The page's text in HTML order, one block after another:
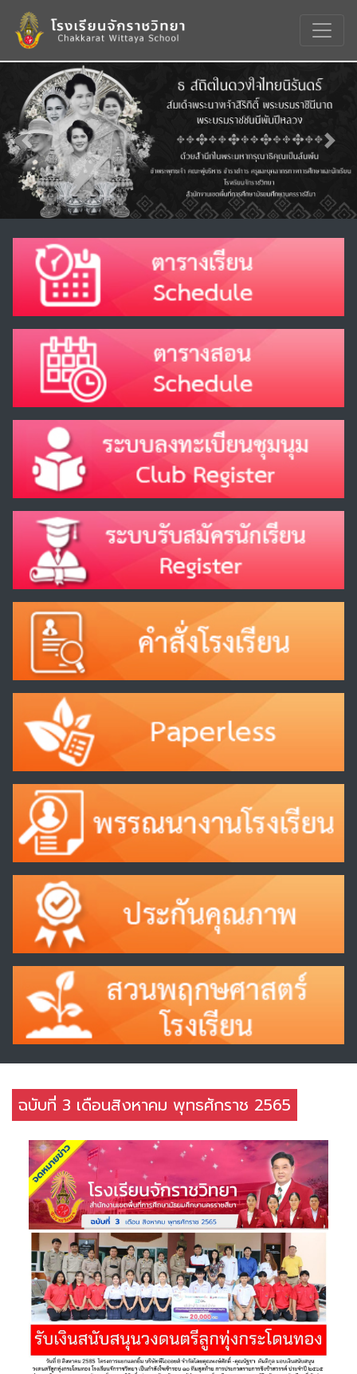
Previous Next
ฉบับที่ 3 เดือนสิงหาคม พุทธศักราช 2565